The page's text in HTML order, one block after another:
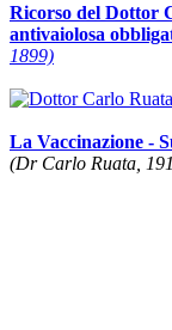
Ricorso del Dottor
antivaiolosa
1899)
La Vaccinazione -
(Dr Carlo Ruata,